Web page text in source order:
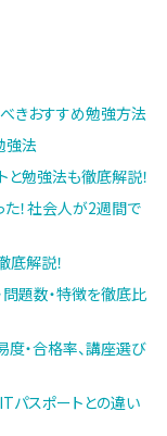
きおすすめ勉強方法
強法
と勉強法も徹底解説！
！社会人が2週間で
底解説！
題数・特徴を徹底比
・合格率、講座選び
パスポートとの違い